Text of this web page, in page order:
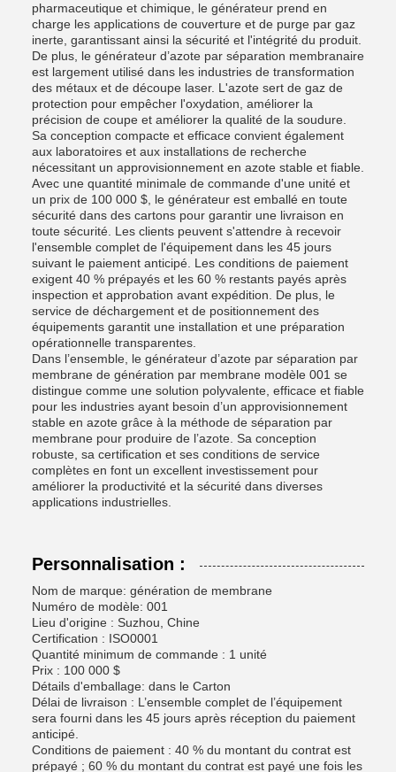
pharmaceutique et chimique, le générateur prend en
charge les applications de couverture et de purge par gaz
inerte, garantissant ainsi la sécurité et l'intégrité du produit.
De plus, le générateur d’azote par séparation membranaire
est largement utilisé dans les industries de transformation
des métaux et de découpe laser. L'azote sert de gaz de
protection pour empêcher l'oxydation, améliorer la
précision de coupe et améliorer la qualité de la soudure.
Sa conception compacte et efficace convient également
aux laboratoires et aux installations de recherche
nécessitant un approvisionnement en azote stable et fiable.
Avec une quantité minimale de commande d'une unité et
un prix de 100 000 $, le générateur est emballé en toute
sécurité dans des cartons pour garantir une livraison en
toute sécurité. Les clients peuvent s'attendre à recevoir
l'ensemble complet de l'équipement dans les 45 jours
suivant le paiement anticipé. Les conditions de paiement
exigent 40 % prépayés et les 60 % restants payés après
inspection et approbation avant expédition. De plus, le
service de déchargement et de positionnement des
équipements garantit une installation et une préparation
opérationnelle transparentes.
Dans l’ensemble, le générateur d’azote par séparation par
membrane de génération par membrane modèle 001 se
distingue comme une solution polyvalente, efficace et fiable
pour les industries ayant besoin d’un approvisionnement
stable en azote grâce à la méthode de séparation par
membrane pour produire de l’azote. Sa conception
robuste, sa certification et ses conditions de service
complètes en font un excellent investissement pour
améliorer la productivité et la sécurité dans diverses
applications industrielles.
Personnalisation :
Nom de marque: génération de membrane
Numéro de modèle: 001
Lieu d'origine : Suzhou, Chine
Certification : ISO0001
Quantité minimum de commande : 1 unité
Prix ​​: 100 000 $
Détails d'emballage: dans le Carton
Délai de livraison : L’ensemble complet de l’équipement
sera fourni dans les 45 jours après réception du paiement
anticipé.
Conditions de paiement : 40 % du montant du contrat est
prépayé ; 60 % du montant du contrat est payé une fois les